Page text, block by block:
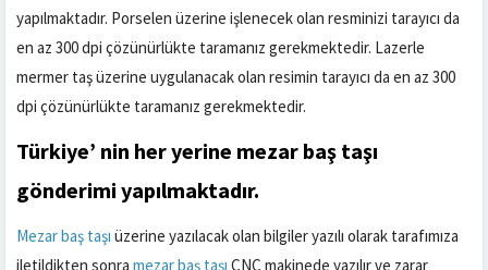
yapılmaktadır. Porselen üzerine işlenecek olan resminizi tarayıcı da
en az 300 dpi çözünürlükte taramanız gerekmektedir. Lazerle
mermer taş üzerine uygulanacak olan resimin tarayıcı da en az 300
dpi çözünürlükte taramanız gerekmektedir.
Türkiye’ nin her yerine mezar baş taşı
gönderimi yapılmaktadır.
Mezar baş taşı üzerine yazılacak olan bilgiler yazılı olarak tarafımıza
iletildikten sonra mezar baş taşı CNC makinede yazılır ve zarar